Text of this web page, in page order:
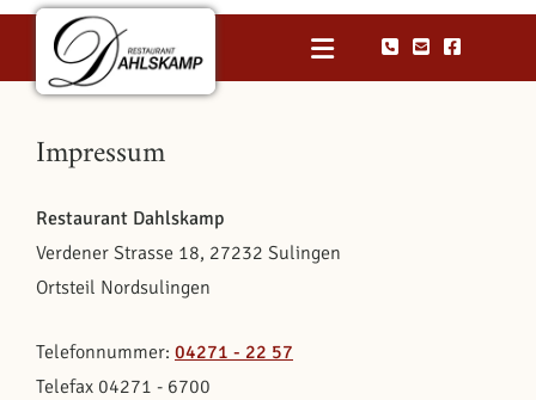
Zum Inhalt springen
  
Impressum
Restaurant Dahlskamp
Verdener Strasse 18, 27232 Sulingen
Ortsteil Nordsulingen
Telefonnummer: 04271 - 22 57
Telefax 04271 - 6700